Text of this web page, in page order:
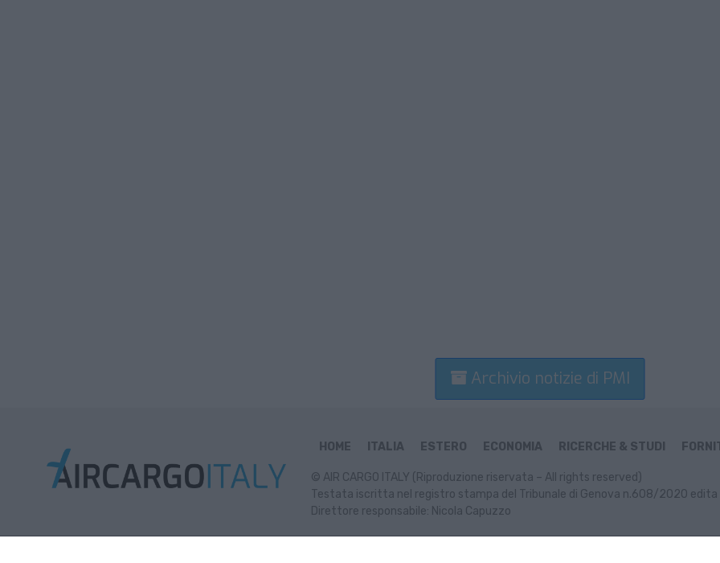
Archivio notizie di PMI
HOME ITALIA ESTERO ECONOMIA RICERCHE & STUDI
© AIR CARGO ITALY (Riproduzione riservata – All rights reserved)
Testata iscritta nel registro stampa del Tribunale di Genova n.608/2020 edita
Direttore responsabile: Nicola Capuzzo